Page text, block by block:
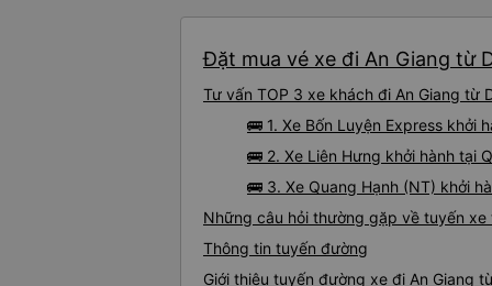
Đặt mua vé xe đi An Giang từ
Tư vấn TOP 3 xe khách đi An Giang từ
🚌 1. Xe Bốn Luyện Express khởi
🚌 2. Xe Liên Hưng khởi hành tại
🚌 3. Xe Quang Hạnh (NT) khởi
Những câu hỏi thường gặp về tuyến xe
Thông tin tuyến đường
Giới thiệu tuyến đường xe đi An Giang